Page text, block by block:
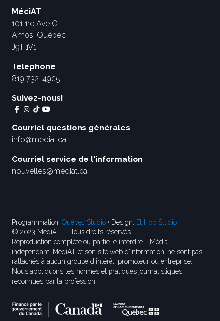
MédiAT
101 1re Ave O
Amos, Québec
J9T 1V1
Téléphone
819 732-4905
Suivez-nous!
Courriel questions générales
info@mediat.ca
Courriel service de l'information
nouvelles@mediat.ca
Programmation: Québec Studio • Design: Et Hop Studio
© 2023 MédiAT — Tous droits réservés
Reproduction complète ou partielle interdite - Média
indépendant, MédiAT et son site web d'information, ne sont pas
rattachés à aucun groupe d’intérêt, promoteur ou entreprise.
Nous appliquons les normes et pratiques journalistiques
reconnues par la profession.